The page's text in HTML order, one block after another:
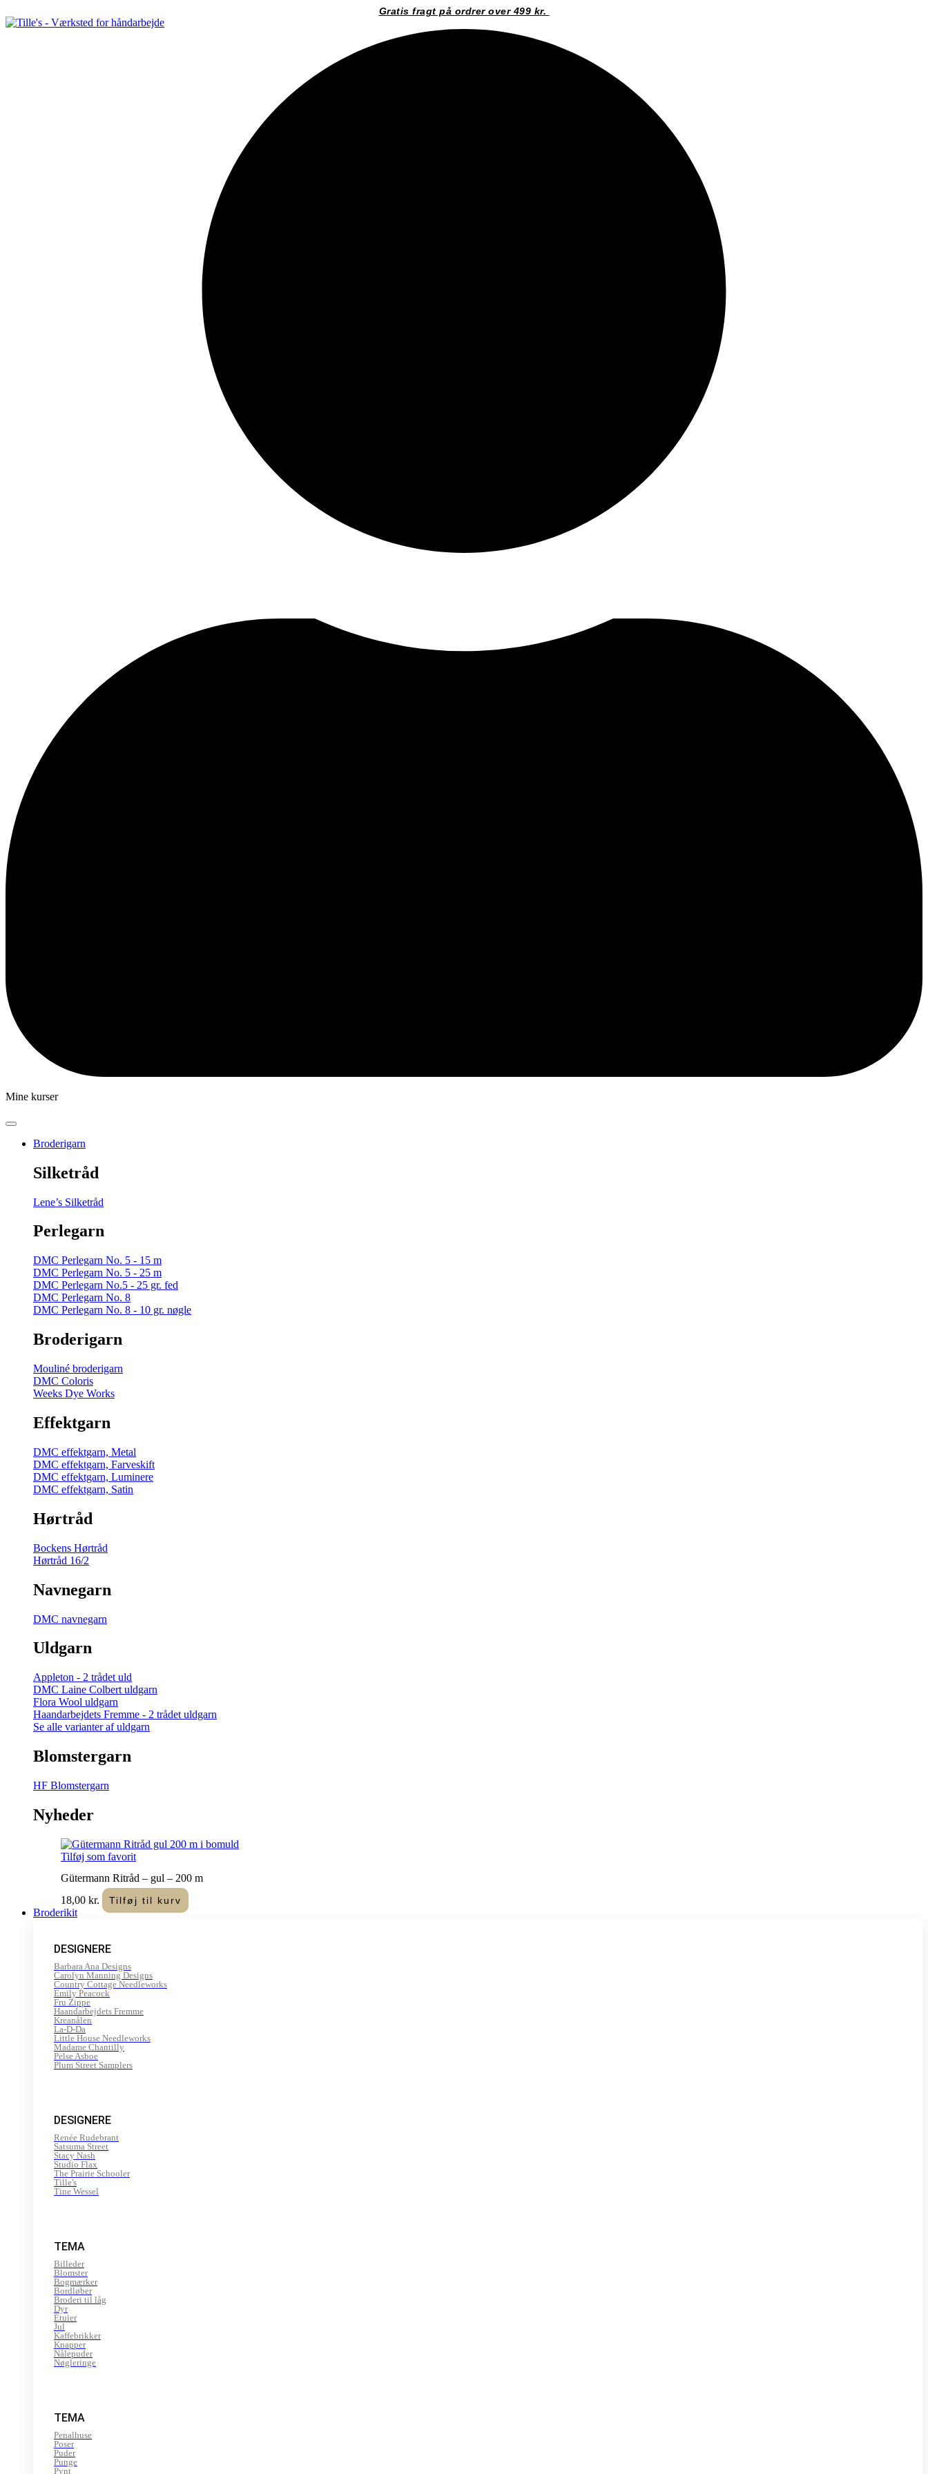
til
Gratis fragt på ordrer over 499 kr.
Mine kurser
Broderigarn
Silketråd
Lene’s Silketråd
Perlegarn
DMC Perlegarn No. 5 - 15 m
DMC Perlegarn No. 5 - 25 m
DMC Perlegarn No.5 - 25 gr. fed
DMC Perlegarn No. 8
DMC Perlegarn No. 8 - 10 gr. nøgle
Broderigarn
Mouliné broderigarn
DMC Coloris
Weeks Dye Works
Effektgarn
DMC effektgarn, Metal
DMC effektgarn, Farveskift
DMC effektgarn, Luminere
DMC effektgarn, Satin
Hørtråd
Bockens Hørtråd
Hørtråd 16/2
Navnegarn
DMC navnegarn
Uldgarn
Appleton - 2 trådet uld
DMC Laine Colbert uldgarn
Flora Wool uldgarn
Haandarbejdets Fremme - 2 trådet uldgarn
Se alle varianter af uldgarn
Blomstergarn
HF Blomstergarn
Nyheder
Tilføj som favorit
Gütermann Ritråd – gul – 200 m
18,00 kr. Tilføj til kurv
Broderikit
DESIGNERE
Barbara Ana Designs
Carolyn Manning Designs
Country Cottage Needleworks
Emily Peacock
Fru Zippe
Haandarbejdets Fremme
Kreanålen
La-D-Da
Little House Needleworks
Madame Chantilly
Pelse Asboe
Plum Street Samplers
DESIGNERE
Renée Rudebrant
Satsuma Street
Stacy Nash
Studio Flax
The Prairie Schooler
Tille's
Tine Wessel
TEMA
Billeder
Blomster
Bogmærker
Bordløber
Broderi til låg
Dyr
Etuier
Jul
Kaffebrikker
Knapper
Nålepuder
Nøgleringe
TEMA
Penalhuse
Poser
Puder
Punge
Pynt